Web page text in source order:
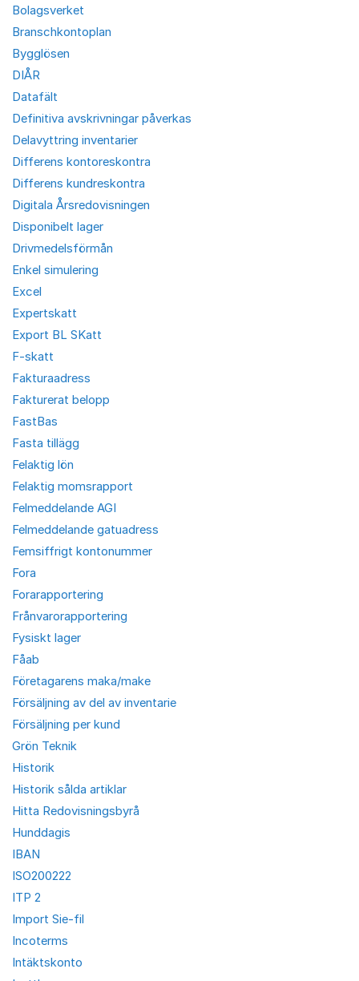
Bolagsverket
Branschkontoplan
Bygglösen
DIÅR
Datafält
Definitiva avskrivningar påverkas
Delavyttring inventarier
Differens kontoreskontra
Differens kundreskontra
Digitala Årsredovisningen
Disponibelt lager
Drivmedelsförmån
Enkel simulering
Excel
Expertskatt
Export BL SKatt
F-skatt
Fakturaadress
Fakturerat belopp
FastBas
Fasta tillägg
Felaktig lön
Felaktig momsrapport
Felmeddelande AGI
Felmeddelande gatuadress
Femsiffrigt kontonummer
Fora
Forarapportering
Frånvarorapportering
Fysiskt lager
Fåab
Företagarens maka/make
Försäljning av del av inventarie
Försäljning per kund
Grön Teknik
Historik
Historik sålda artiklar
Hitta Redovisningsbyrå
Hunddagis
IBAN
ISO200222
ITP 2
Import Sie-fil
Incoterms
Intäktskonto